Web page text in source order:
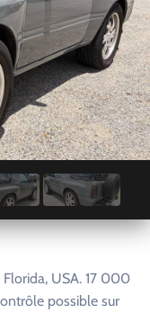
USA. 17 000
possible sur